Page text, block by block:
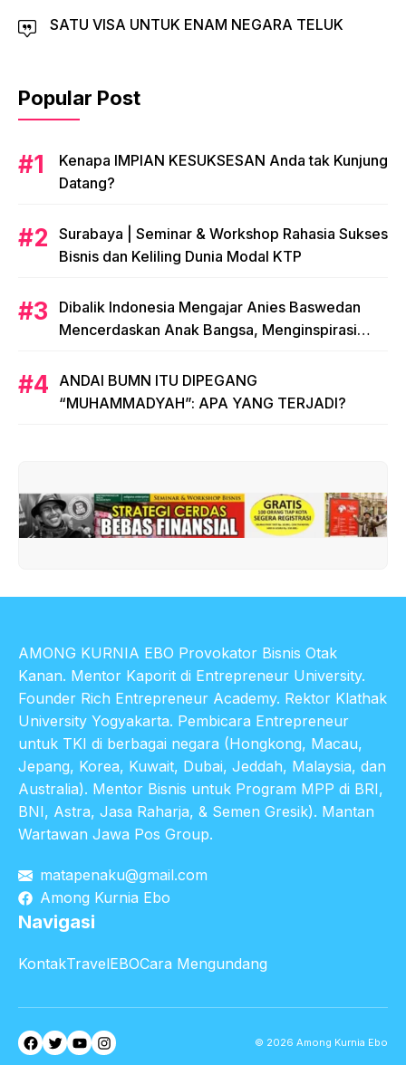
SATU VISA UNTUK ENAM NEGARA TELUK
Popular Post
​Kenapa IMPIAN KESUKSESAN Anda tak Kunjung
Datang?
​Surabaya | Seminar & Workshop Rahasia Sukses
Bisnis dan Keliling Dunia Modal KTP
Dibalik Indonesia Mengajar Anies Baswedan
Mencerdaskan Anak Bangsa, Menginspirasi
ANDAI BUMN ITU DIPEGANG
“MUHAMMADYAH”: APA YANG TERJADI?
AMONG KURNIA EBO Provokator Bisnis Otak
Kanan. Mentor Kaporit di Entrepreneur University.
Founder Rich Entrepreneur Academy. Rektor Klathak
University Yogyakarta. Pembicara Entrepreneur
untuk TKI di berbagai negara (Hongkong, Macau,
Jepang, Korea, Kuwait, Dubai, Jeddah, Malaysia, dan
Australia). Mentor Bisnis untuk Program MPP di BRI,
BNI, Astra, Jasa Raharja, & Semen Gresik). Mantan
Wartawan Jawa Pos Group.
matapenaku@gmail.com
Among Kurnia Ebo
Navigasi
KontakTravelEBOCara Mengundang
Facebook
TwitterYouTube
Instagram © 2026 Among Kurnia Ebo